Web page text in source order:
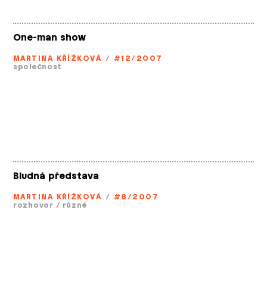
One-man show
MARTINA KŘÍŽKOVÁ / #12/2007
společnost
Bludná představa
MARTINA KŘÍŽKOVÁ / #8/2007
rozhovor / různé